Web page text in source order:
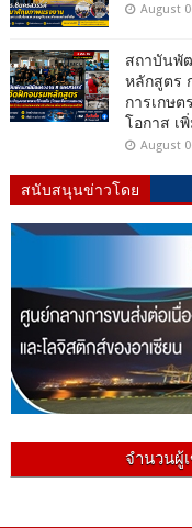
August
สถาบันพั
หลักสูตร
การเกษ
โอกาส เ
August
สนับสนุนข่าวโดย
จำนวนผู้